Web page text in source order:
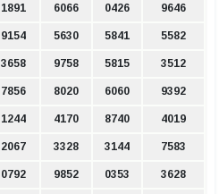
1891 6066 0426 9646
9154 5630 5841 5582
3658 9758 5815 3512
7856 8020 6060 9392
1244 4170 8740 4019
2067 3328 3144 7583
0792 9852 0353 3628